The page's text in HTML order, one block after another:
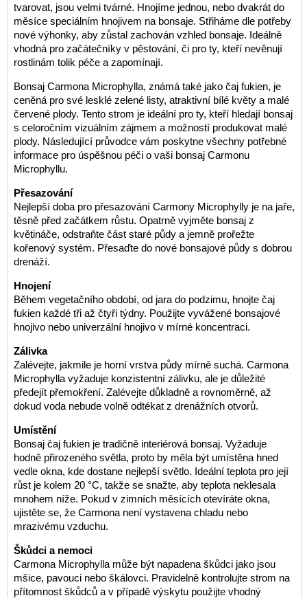
tvarovat, jsou velmi tvárné. Hnojíme jednou, nebo dvakrát do
měsíce speciálním hnojivem na bonsaje. Střiháme dle potřeby
nové výhonky, aby zůstal zachován vzhled bonsaje. Ideálně
vhodná pro začátečníky v pěstování, či pro ty, kteří nevěnují
rostlinám tolik péče a zapomínají.
Bonsaj Carmona Microphylla, známá také jako čaj fukien, je
ceněná pro své lesklé zelené listy, atraktivní bílé květy a malé
červené plody. Tento strom je ideální pro ty, kteří hledají bonsaj
s celoročním vizuálním zájmem a možností produkovat malé
plody. Následující průvodce vám poskytne všechny potřebné
informace pro úspěšnou péči o vaši bonsaj Carmonu
Microphyllu.
Přesazování
Nejlepší doba pro přesazování Carmony Microphylly je na jaře,
těsně před začátkem růstu. Opatrně vyjměte bonsaj z
květináče, odstraňte část staré půdy a jemně prořežte
kořenový systém. Přesaďte do nové bonsajové půdy s dobrou
drenáží.
Hnojení
Během vegetačního období, od jara do podzimu, hnojte čaj
fukien každé tři až čtyři týdny. Použijte vyvážené bonsajové
hnojivo nebo univerzální hnojivo v mírné koncentraci.
Zálivka
Zalévejte, jakmile je horní vrstva půdy mírně suchá. Carmona
Microphylla vyžaduje konzistentní zálivku, ale je důležité
předejít přemokření. Zalévejte důkladně a rovnoměrně, až
dokud voda nebude volně odtékat z drenážních otvorů.
Umístění
Bonsaj čaj fukien je tradičně interiérová bonsaj. Vyžaduje
hodně přirozeného světla, proto by měla být umístěna hned
vedle okna, kde dostane nejlepší světlo. Ideální teplota pro její
růst je kolem 20 °C, takže se snažte, aby teplota neklesala
mnohem níže. Pokud v zimních měsících otevíráte okna,
ujistěte se, že Carmona není vystavena chladu nebo
mrazivému vzduchu.
Škůdci a nemoci
Carmona Microphylla může být napadena škůdci jako jsou
mšice, pavouci nebo škálovci. Pravidelně kontrolujte strom na
přítomnost škůdců a v případě výskytu použijte vhodný